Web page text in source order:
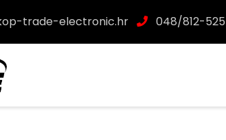
trade-electronic.hr 048/812-525